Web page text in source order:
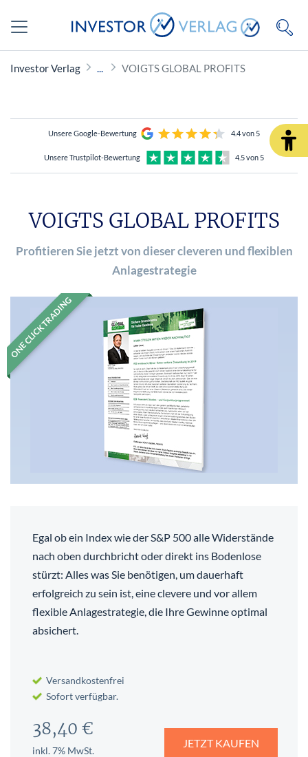
Investor Verlag VOIGTS GLOBAL PROFITS
Unsere Google-Bewertung 4.4 von 5
Unsere Trustpilot-Bewertung 4.5 von 5
VOIGTS GLOBAL PROFITS
Profitieren Sie jetzt von dieser cleveren und flexiblen
Anlagestrategie
ONE CLICK TRADING
Egal ob ein Index wie der S&P 500 alle Widerstände
nach oben durchbricht oder direkt ins Bodenlose
stürzt: Alles was Sie benötigen, um dauerhaft
erfolgreich zu sein ist, eine clevere und vor allem
flexible Anlagestrategie, die Ihre Gewinne optimal
absichert.
Versandkostenfrei
Sofort verfügbar.
38,40 €
inkl. 7% MwSt.
JETZT KAUFEN